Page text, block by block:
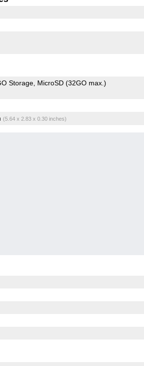
Storage MicroSD (32GO max.)
(5.64 x 2.83 x 0.30 inches)